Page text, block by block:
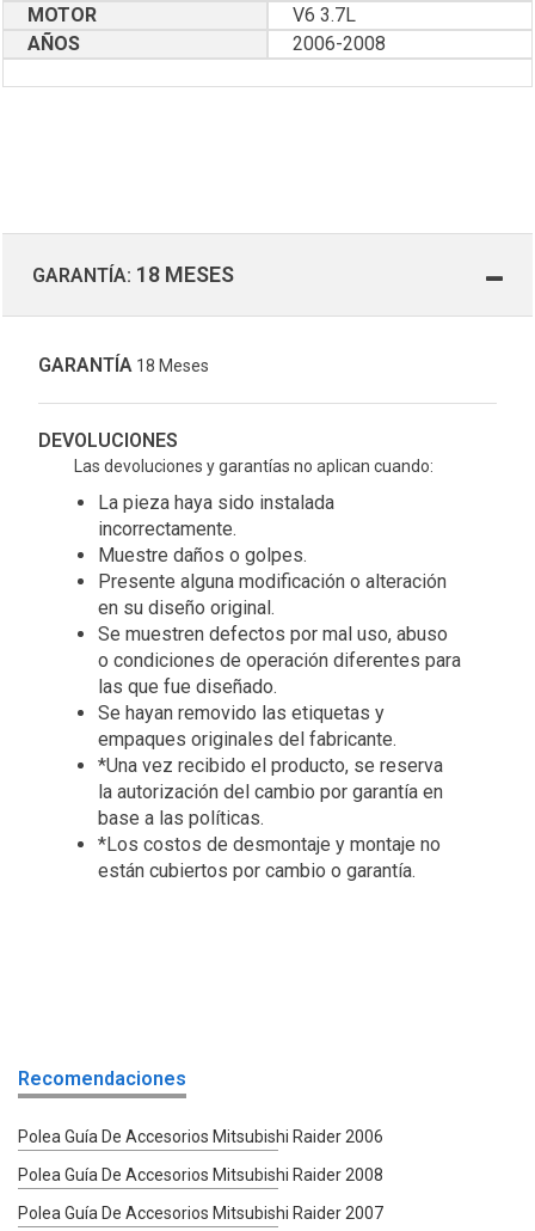
MOTOR
V6 3.7L
AÑOS
2006-2008
GARANTÍA: 18 MESES
GARANTÍA 18 Meses
DEVOLUCIONES
Las devoluciones y garantías no aplican cuando:
La pieza haya sido instalada
incorrectamente.
Muestre daños o golpes.
Presente alguna modificación o alteración
en su diseño original.
Se muestren defectos por mal uso, abuso
o condiciones de operación diferentes para
las que fue diseñado.
Se hayan removido las etiquetas y
empaques originales del fabricante.
*Una vez recibido el producto, se reserva
la autorización del cambio por garantía en
base a las políticas.
*Los costos de desmontaje y montaje no
están cubiertos por cambio o garantía.
Recomendaciones
Polea Guía De Accesorios Mitsubishi Raider 2006
Polea Guía De Accesorios Mitsubishi Raider 2008
Polea Guía De Accesorios Mitsubishi Raider 2007